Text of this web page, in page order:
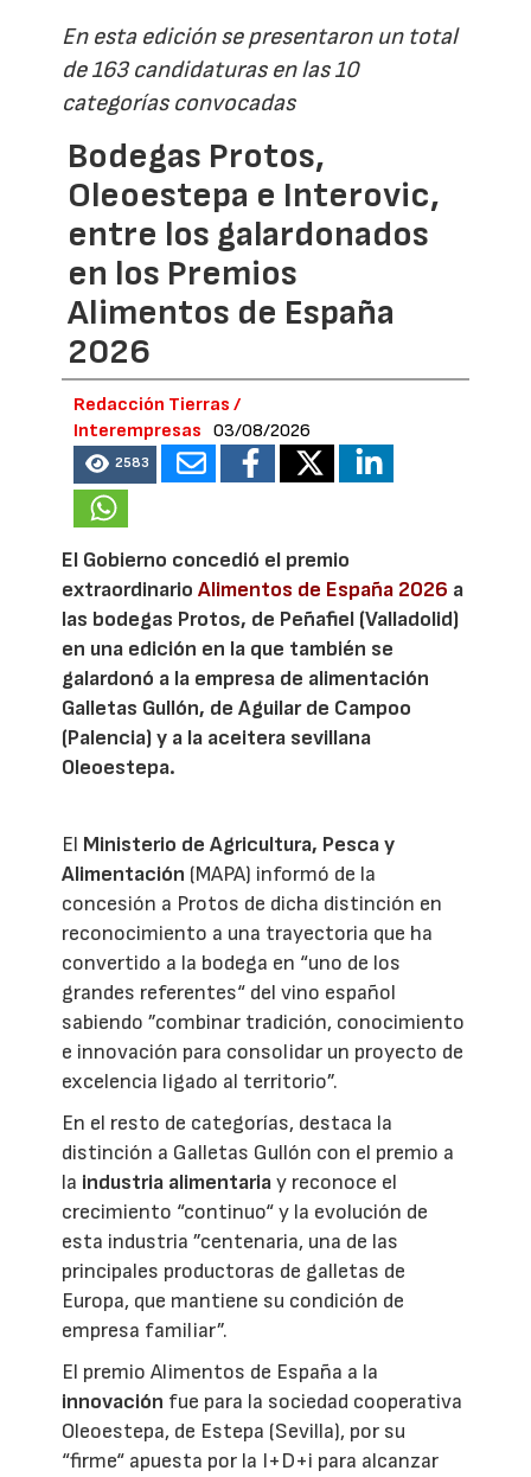
En esta edición se presentaron un total
de 163 candidaturas en las 10
categorías convocadas
Bodegas Protos,
Oleoestepa e Interovic,
entre los galardonados
en los Premios
Alimentos de España
2026
Redacción Tierras /
Interempresas
03/08/2026
2583
El Gobierno concedió el premio
extraordinarioAlimentos de España 2026 a
las bodegas Protos, de Peñafiel (Valladolid)
en una edición en la que también se
galardonó a la empresa de alimentación
Galletas Gullón, de Aguilar de Campoo
(Palencia) y a la aceitera sevillana
Oleoestepa.
El Ministerio de Agricultura, Pesca y
Alimentación (MAPA) informó de la
concesión a Protos de dicha distinción en
reconocimiento a una trayectoria que ha
convertido a la bodega en “uno de los
grandes referentes“ del vino español
sabiendo ”combinar tradición, conocimiento
e innovación para consolidar un proyecto de
excelencia ligado al territorio”.
En el resto de categorías, destaca la
distinción a Galletas Gullón con el premio a
la industria alimentariay reconoce el
crecimiento “continuo“ y la evolución de
esta industria ”centenaria, una de las
principales productoras de galletas de
Europa, que mantiene su condición de
empresa familiar”.
El premio Alimentos de España a la
innovación fue para la sociedad cooperativa
Oleoestepa, de Estepa (Sevilla), por su
“firme“ apuesta por la I+D+i para alcanzar